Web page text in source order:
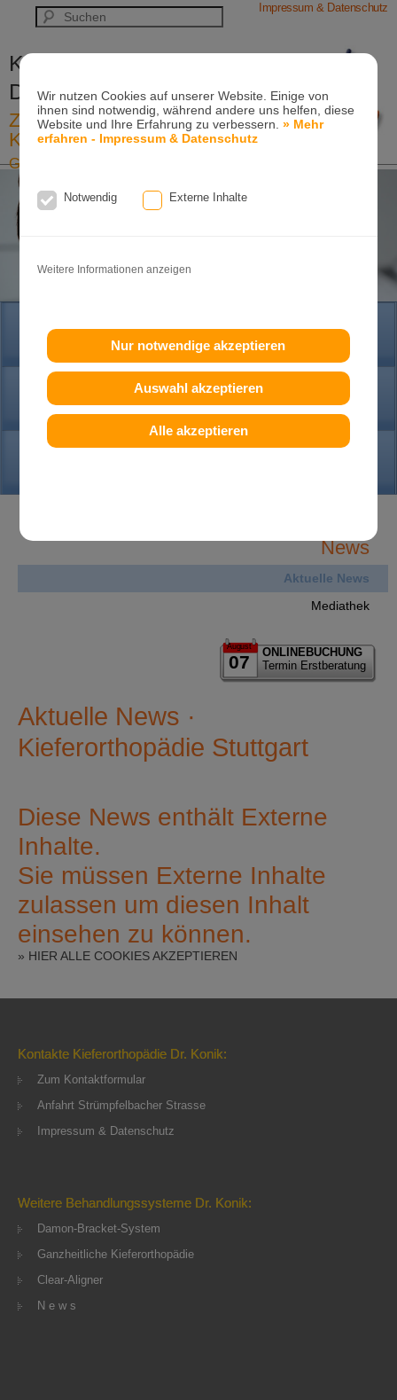
Wir nutzen Cookies auf unserer Website. Einige von
ihnen sind notwendig, während andere uns helfen, diese
Website und Ihre Erfahrung zu verbessern.» Mehr
erfahren - Impressum & Datenschutz
Notwendig Externe Inhalte
Weitere Informationen anzeigen
Nur notwendige akzeptieren
Auswahl akzeptieren
Alle akzeptieren
Impressum & Datenschutz
Kieferorthopädische Praxis
Dr. Konik & Kollegen
Zahn- und Kieferregulierungen für
Kinder und Erwachsene
Ganzheitliche-Kieferorthopädie
Erwachsenen-Kieferorthopädie
Tel. +49(0)7151-96 94 0-0 · www.konik.de
HOME
PRAXIS
News
Aktuelle News
Mediathek
August
07
ONLINEBUCHUNG
Termin Erstberatung
Aktuelle News ·
Kieferorthopädie Stuttgart
Diese News enthält Externe
Inhalte.
Sie müssen Externe Inhalte
zulassen um diesen Inhalt
einsehen zu können.
» HIER ALLE COOKIES AKZEPTIEREN
Kontakte Kieferorthopädie Dr. Konik:
Zum Kontaktformular
Anfahrt Strümpfelbacher Strasse
Impressum & Datenschutz
Weitere Behandlungssysteme Dr. Konik:
Damon-Bracket-System
Ganzheitliche Kieferorthopädie
Clear-Aligner
N e w s